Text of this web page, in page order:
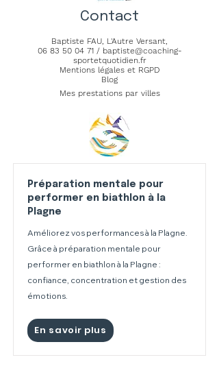
Contact
Baptiste FAU, L'Autre Versant,
06 83 50 04 71/ baptiste@coaching-
sportetquotidien.fr
Mentions légales et RGPD
Blog
Mes prestations par villes
Préparation mentale pour
performer en biathlon à la
Plagne
Améliorez vos performances à la Plagne.
Grâce à préparation mentale pour
performer en biathlon à la Plagne :
confiance, concentration et gestion des
émotions.
En savoir plus